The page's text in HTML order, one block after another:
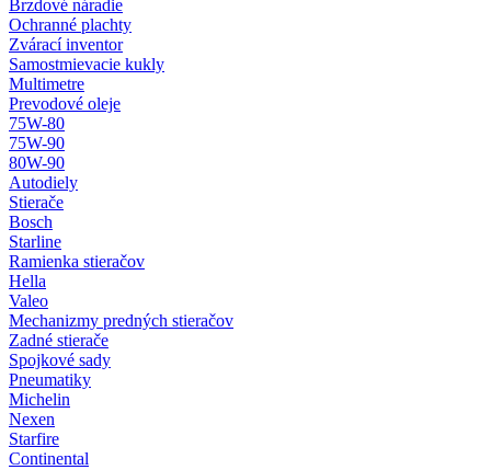
Brzdové náradie
Ochranné plachty
Zvárací inventor
Samostmievacie kukly
Multimetre
Prevodové oleje
75W-80
75W-90
80W-90
Autodiely
Stierače
Bosch
Starline
Ramienka stieračov
Hella
Valeo
Mechanizmy predných stieračov
Zadné stierače
Spojkové sady
Pneumatiky
Michelin
Nexen
Starfire
Continental